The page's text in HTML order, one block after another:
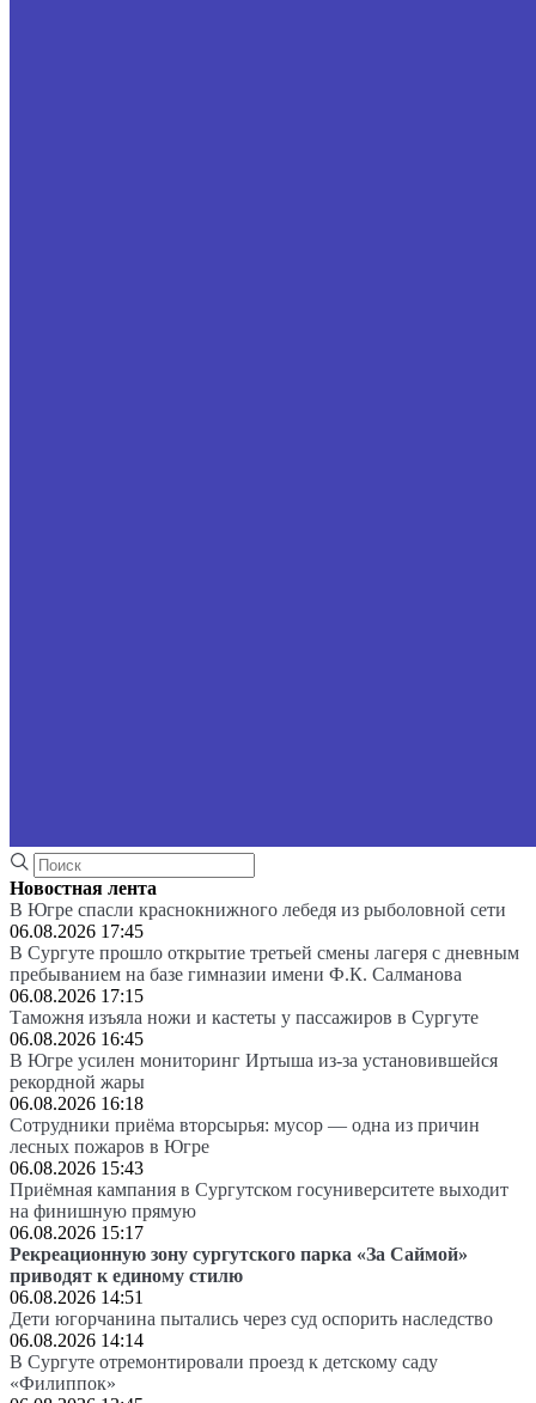
Новостная лента
В Югре спасли краснокнижного лебедя из рыболовной сети
06.08.2026 17:45
В Сургуте прошло открытие третьей смены лагеря с дневным
пребыванием на базе гимназии имени Ф.К. Салманова
06.08.2026 17:15
Таможня изъяла ножи и кастеты у пассажиров в Сургуте
06.08.2026 16:45
В Югре усилен мониторинг Иртыша из-за установившейся
рекордной жары
06.08.2026 16:18
Сотрудники приёма вторсырья: мусор — одна из причин
лесных пожаров в Югре
06.08.2026 15:43
Приёмная кампания в Сургутском госуниверситете выходит
на финишную прямую
06.08.2026 15:17
Рекреационную зону сургутского парка «За Саймой»
приводят к единому стилю
06.08.2026 14:51
Дети югорчанина пытались через суд оспорить наследство
06.08.2026 14:14
В Сургуте отремонтировали проезд к детскому саду
«Филиппок»